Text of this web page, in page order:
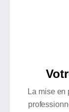
La mise en